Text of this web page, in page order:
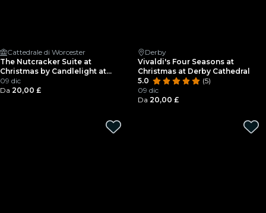
Cattedrale di Worcester
The Nutcracker Suite at
Christmas by Candlelight at
Worcester Cathedral
09 dic
Da 20,00 £
Derby
Vivaldi's Four Seasons at
Christmas at Derby Cathedral
5.0
(5)
09 dic
Da 20,00 £